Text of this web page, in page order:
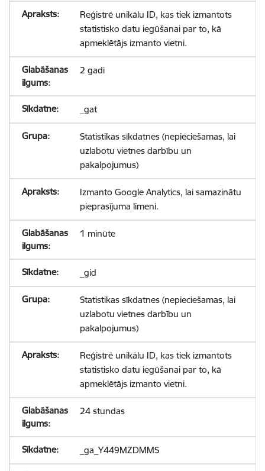
Reģistrē unikālu ID, kas tiek izmantots
statistisko datu iegūšanai par to, kā
apmeklētājs izmanto vietni.
2 gadi
_gat
Statistikas sīkdatnes (nepieciešamas, lai
uzlabotu vietnes darbību un
pakalpojumus)
Izmanto Google Analytics, lai samazinātu
pieprasījuma līmeni.
1 minūte
_gid
Statistikas sīkdatnes (nepieciešamas, lai
uzlabotu vietnes darbību un
pakalpojumus)
Reģistrē unikālu ID, kas tiek izmantots
statistisko datu iegūšanai par to, kā
apmeklētājs izmanto vietni.
24 stundas
_ga_Y449MZDMMS